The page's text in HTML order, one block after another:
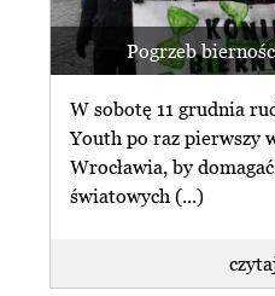
Pogrzeb
W sobotę 11 grudnia
Youth po raz pierwszy
Wrocławia, by
światowych (...)